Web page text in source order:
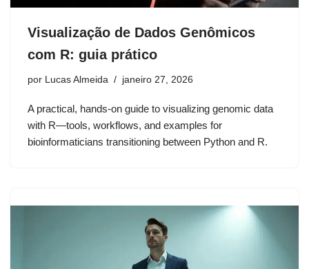
Visualização de Dados Genômicos
com R: guia prático
por Lucas Almeida janeiro 27, 2026
A practical, hands-on guide to visualizing genomic data
with R—tools, workflows, and examples for
bioinformaticians transitioning between Python and R.